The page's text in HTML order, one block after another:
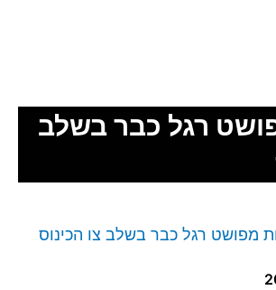
רגל כבר בשלב
מפושט רגל כבר בשלב צו הכינוס